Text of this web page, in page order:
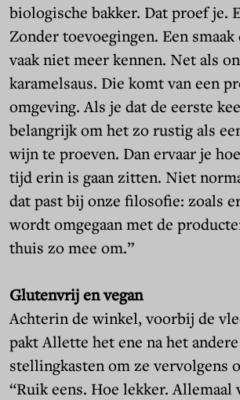
biologische bakker. Dat proef je.
Zonder toevoegingen. Een
vaak niet meer kennen. Net als
karamelsaus. Die komt van een
omgeving. Als je dat de eerste
belangrijk om het zo rustig als
wijn te proeven. Dan ervaar je
tijd erin is gaan zitten. Niet
dat past bij onze filosofie: zoals
wordt omgegaan met de
thuis zo mee om.”
Glutenvrij en vegan
Achterin de winkel, voorbij de
pakt Allette het ene na het
stellingkasten om ze vervolgens
“Ruik eens. Hoe lekker. Allemaal